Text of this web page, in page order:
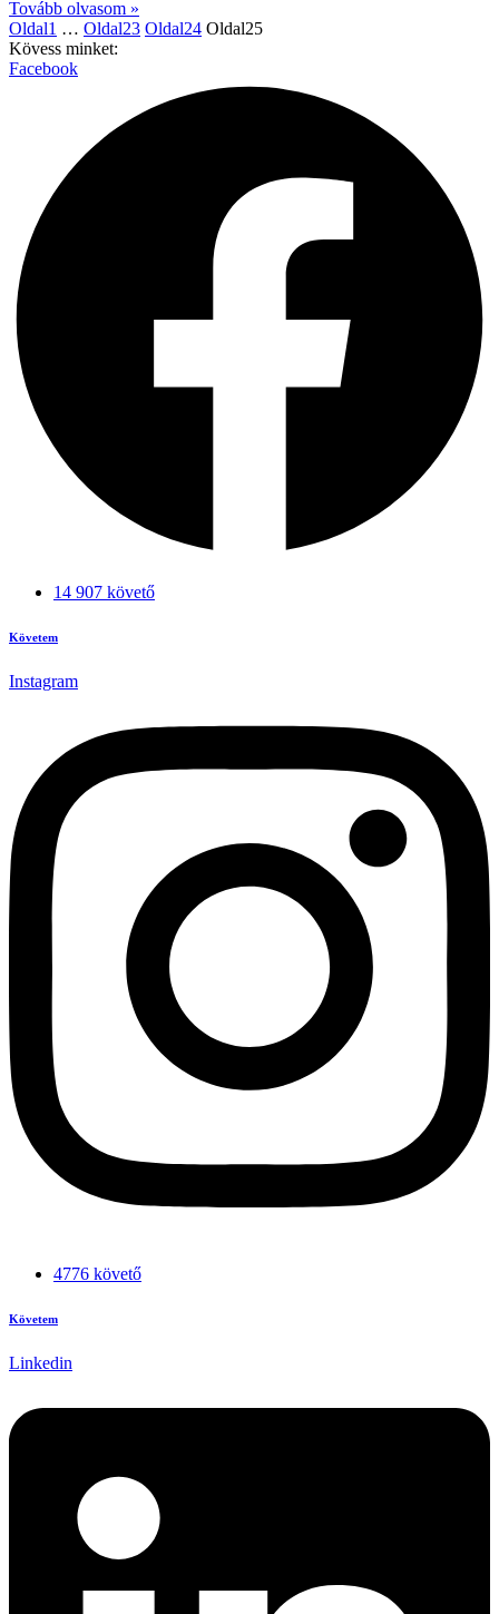
Tovább olvasom »
Oldal1 … Oldal23 Oldal24 Oldal25
Kövess minket:
Facebook
14 907 követő
Követem
Instagram
4776 követő
Követem
Linkedin